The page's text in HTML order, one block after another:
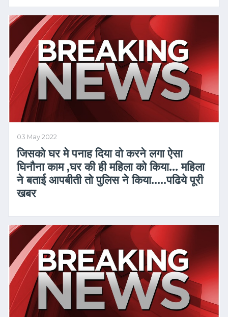
03 May 2022
जिसको घर मे पनाह दिया वो करने लगा ऐसा
घिनौना काम ,घर की ही महिला को किया… महिला
ने बताई आपबीती तो पुलिस ने किया…..पढिये पूरी
खबर